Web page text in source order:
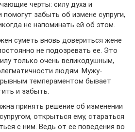
черты: силу духа и
помогут забыть об измене супруги,
не напоминать ей об этом.
суметь вновь довериться жене
не подозревать ее. Это
только очень великодушным,
людям. Мужу-
темпераментом бывает
и забыть.
принять решение об изменении
открыться ему, стараться
с ним. Ведь от ее поведения во